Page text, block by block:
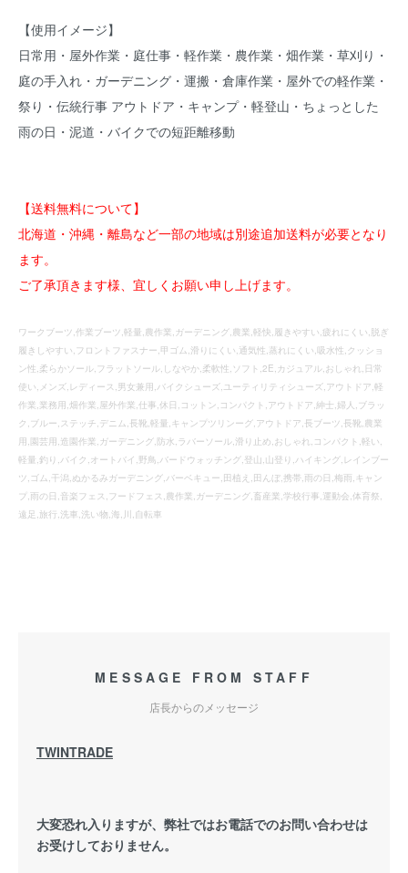
【使用イメージ】
日常用・屋外作業・庭仕事・軽作業・農作業・畑作業・草刈り・
庭の手入れ・ガーデニング・運搬・倉庫作業・屋外での軽作業・
祭り・伝統行事 アウトドア・キャンプ・軽登山・ちょっとした
雨の日・泥道・バイクでの短距離移動
【送料無料について】
北海道・沖縄・離島など一部の地域は別途追加送料が必要となり
ます。
ご了承頂きます様、宜しくお願い申し上げます。
ワークブーツ,作業ブーツ,軽量,農作業,ガーデニング,農業,軽快,履きやすい,疲れにくい,脱ぎ
履きしやすい,フロントファスナー,甲ゴム,滑りにくい,通気性,蒸れにくい,吸水性,クッショ
ン性,柔らかソール,フラットソール,しなやか,柔軟性,ソフト,2E,カジュアル,おしゃれ,日常
使い,メンズ,レディース,男女兼用,バイクシューズ,ユーティリティシューズ,アウトドア,軽
作業,業務用,畑作業,屋外作業,仕事,休日,コットン,コンパクト,アウトドア,紳士,婦人,ブラッ
ク,ブルー,ステッチ,デニム,長靴,軽量,キャンプツリンーグ,アウトドア,長ブーツ,長靴,農業
用,園芸用,造園作業,ガーデニング,防水,ラバーソール,滑り止め,おしゃれ,コンパクト,軽い,
軽量,釣り,バイク,オートバイ,野鳥,バードウォッチング,登山,山登り,ハイキング,レインブー
ツ,ゴム,干潟,ぬかるみガーデニング,バーベキュー,田植え,田んぼ,携帯,雨の日,梅雨,キャン
プ,雨の日,音楽フェス,フードフェス,農作業,ガーデニング,畜産業,学校行事,運動会,体育祭,
遠足,旅行,洗車,洗い物,海,川,自転車
MESSAGE FROM STAFF
店長からのメッセージ
TWINTRADE
大変恐れ入りますが、弊社ではお電話でのお問い合わせは
お受けしておりません。